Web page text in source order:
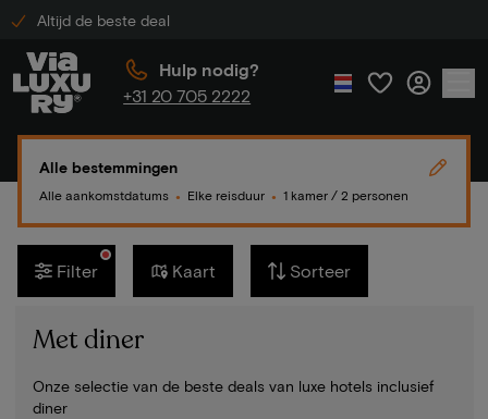
Altijd de beste deal
Hulp nodig?
+31 20 705 2222
Alle bestemmingen
Alle aankomstdatums ● Elke reisduur ● 1 kamer / 2 personen
Filter Kaart Sorteer
Met diner
Onze selectie van de beste deals van luxe hotels inclusief
diner